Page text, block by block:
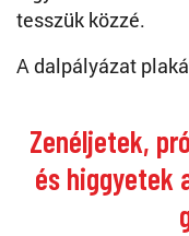
tesszük közzé.
A dalpályázat
Zenéljetek,
és higgyetek